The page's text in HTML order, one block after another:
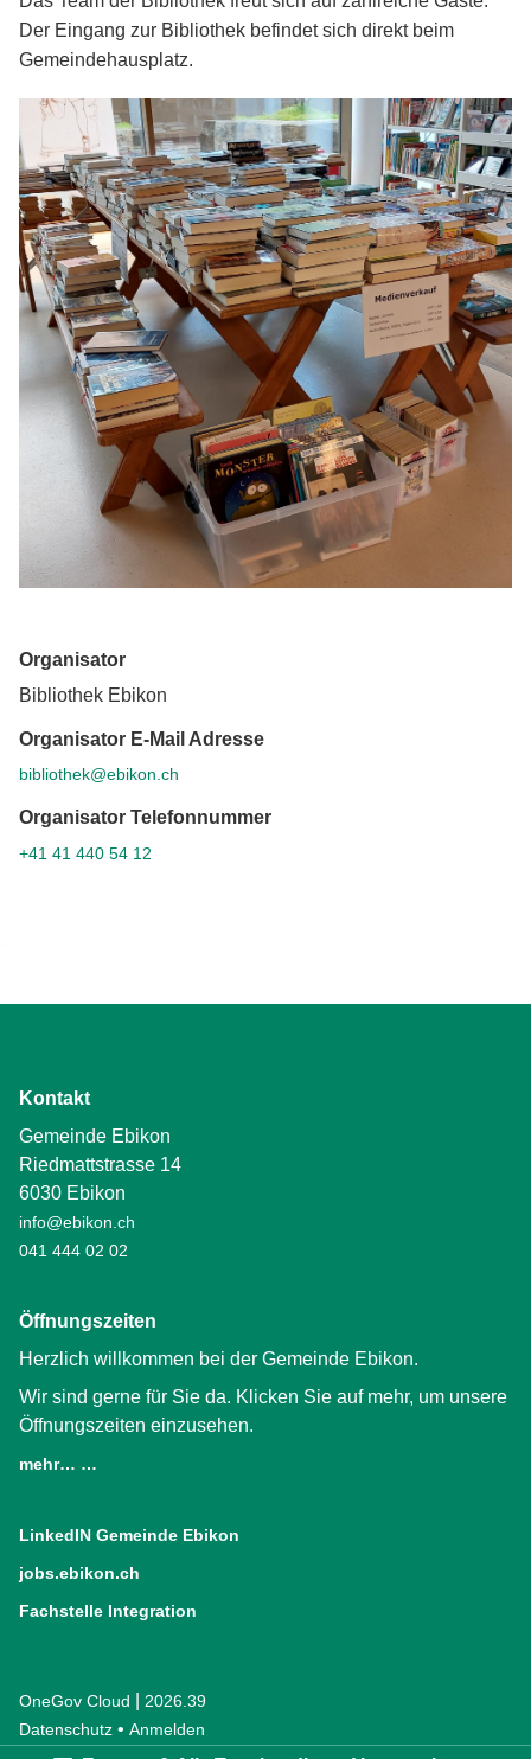
Der Eingang zur Bibliothek befindet sich direkt beim
Gemeindehausplatz.
Organisator
Bibliothek Ebikon
Organisator E-Mail Adresse
bibliothek@ebikon.ch
Organisator Telefonnummer
+41 41 440 54 12
Kontakt
Gemeinde Ebikon
Riedmattstrasse 14
6030 Ebikon
info@ebikon.ch
041 444 02 02
Öffnungszeiten
Herzlich willkommen bei der Gemeinde Ebikon.
Wir sind gerne für Sie da. Klicken Sie auf mehr, um unsere
Öffnungszeiten einzusehen.
mehr… …
LinkedIN Gemeinde Ebikon
jobs.ebikon.ch
Fachstelle Integration
OneGov Cloud (External Link)
2026.39
Datenschutz (External Link)
Anmelden